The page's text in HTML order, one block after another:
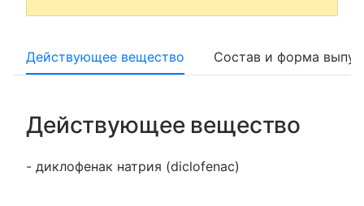
Действующее вещество Состав и форма
Действующее вещество
- диклофенак натрия (diclofenac)